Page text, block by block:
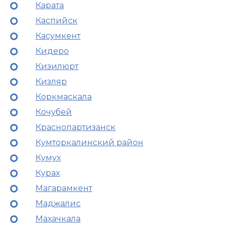
Карата
Каспийск
Касумкент
Кидеро
Кизилюрт
Кизляр
Коркмаскала
Кочубей
Краснопартизанск
Кумторкалинский район
Кумух
Курах
Магарамкент
Маджалис
Махачкала